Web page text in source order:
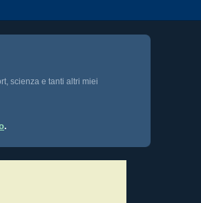
scienza e tanti altri miei
.